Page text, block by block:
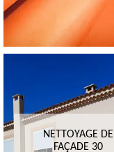
NETTOYAGE DE
FAÇADE 30